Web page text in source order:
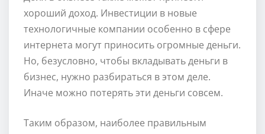
хороший доход. Инвестиции в новые
технологичные компании особенно в сфере
интернета могут приносить огромные деньги.
Но, безусловно, чтобы вкладывать деньги в
бизнес, нужно разбираться в этом деле.
Иначе можно потерять эти деньги совсем.
Таким образом, наиболее правильным